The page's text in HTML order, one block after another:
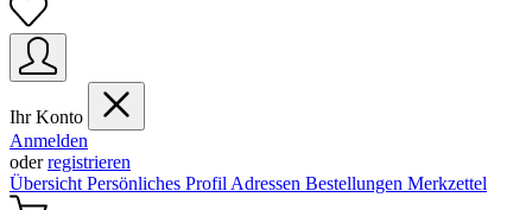
Ihr Konto
Anmelden
oderregistrieren
Übersicht Persönliches Profil Adressen Bestellungen Merkzettel